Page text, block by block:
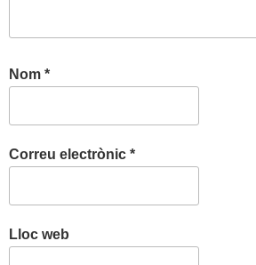
Nom *
Correu electrònic *
Lloc web